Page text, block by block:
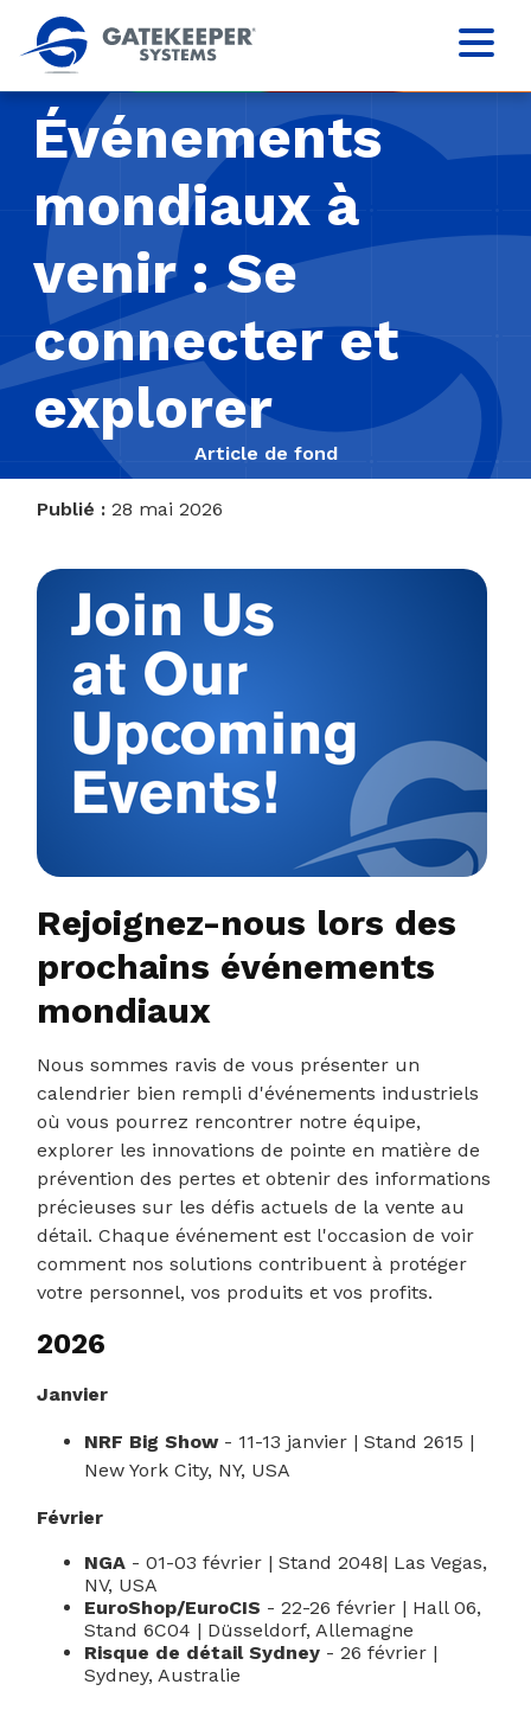
Événements
mondiaux à
venir : Se
connecter et
explorer
Article de fond
Publié : 28 mai 2026
Rejoignez-nous lors des
prochains événements
mondiaux
Nous sommes ravis de vous présenter un
calendrier bien rempli d'événements industriels
où vous pourrez rencontrer notre équipe,
explorer les innovations de pointe en matière de
prévention des pertes et obtenir des informations
précieuses sur les défis actuels de la vente au
détail. Chaque événement est l'occasion de voir
comment nos solutions contribuent à protéger
votre personnel, vos produits et vos profits.
2026
Janvier
NRF Big Show- 11-13 janvier | Stand 2615 |
New York City, NY, USA
Février
NGA - 01-03 février | Stand 2048| Las Vegas,
NV, USA
EuroShop/EuroCIS - 22-26 février | Hall 06,
Stand 6C04 | Düsseldorf, Allemagne
Risque de détail Sydney - 26 février |
Sydney, Australie